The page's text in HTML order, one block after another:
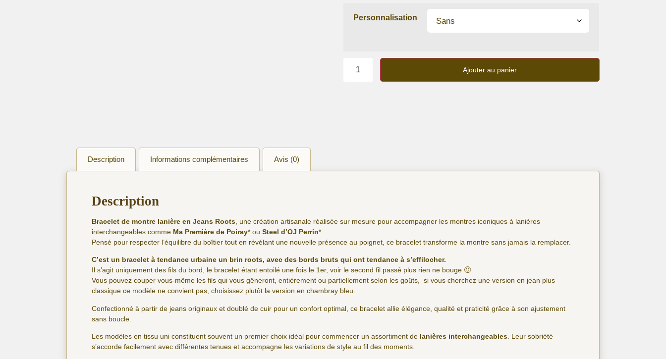
Personnalisation
Bracelet
Ajouter au panier
Description Informations complémentaires Avis (0)
Description
Bracelet de montre lanière en Jeans Roots , une création artisanale réalisée sur mesure pour accompagner les montres iconiques à lanières
interchangeables comme Ma Première de Poiray* ouSteel d’OJ Perrin*.
Pensé pour respecter l’équilibre du boîtier tout en révélant une nouvelle présence au poignet, ce bracelet transforme la montre sans jamais la remplacer.
C’est un bracelet à tendance urbaine un brin roots, avec des bords bruts qui ont tendance à s’effilocher.
Il s’agit uniquement des fils du bord, le bracelet étant entoilé une fois le 1er, voir le second fil passé plus rien ne bouge 🙂
Vous pouvez couper vous-même les fils qui vous gêneront, entièrement ou partiellement selon les goûts, si vous cherchez une version en jean plus
classique ce modèle ne convient pas, choisissez plutôt la version en chambray bleu.
Confectionné à partir de jeans originaux et doublé de cuir pour un confort optimal, ce bracelet allie élégance, qualité et praticité grâce à son ajustement
sans boucle.
Les modèles en tissu uni constituent souvent un premier choix idéal pour commencer un assortiment de lanières interchangeables . Leur sobriété
s’accorde facilement avec différentes tenues et accompagne les variations de style au fil des moments.